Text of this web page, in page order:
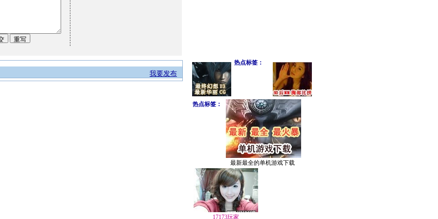
我要发布
热点标签：
热点标签：
最新最全的单机游戏下载
17173玩家